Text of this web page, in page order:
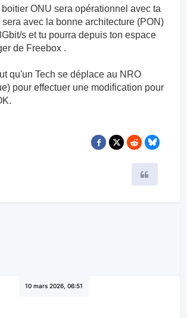
ONU sera opérationnel avec ta
sera avec la bonne architecture (PON)
s et tu pourra depuis ton espace
de Freebox .
qu'un Tech se déplace au NRO
pour effectuer une modification pour
10 mars 2026, 06:51